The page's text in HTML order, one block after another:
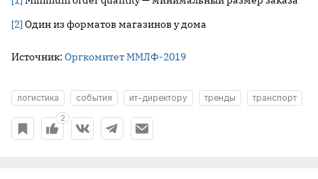
[2]Один из форматов магазинов у дома
Источник: Оргкомитет ММЛФ-2019
логистика события ит-директору тренды транспорт
2